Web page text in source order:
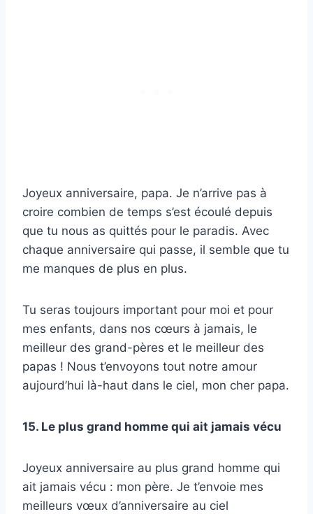
Joyeux anniversaire, papa. Je n’arrive pas à
croire combien de temps s’est écoulé depuis
que tu nous as quittés pour le paradis. Avec
chaque anniversaire qui passe, il semble que tu
me manques de plus en plus.
Tu seras toujours important pour moi et pour
mes enfants, dans nos cœurs à jamais, le
meilleur des grand-pères et le meilleur des
papas ! Nous t’envoyons tout notre amour
aujourd’hui là-haut dans le ciel, mon cher papa.
15. Le plus grand homme qui ait jamais vécu
Joyeux anniversaire au plus grand homme qui
ait jamais vécu : mon père. Je t’envoie mes
meilleurs vœux d’anniversaire au ciel